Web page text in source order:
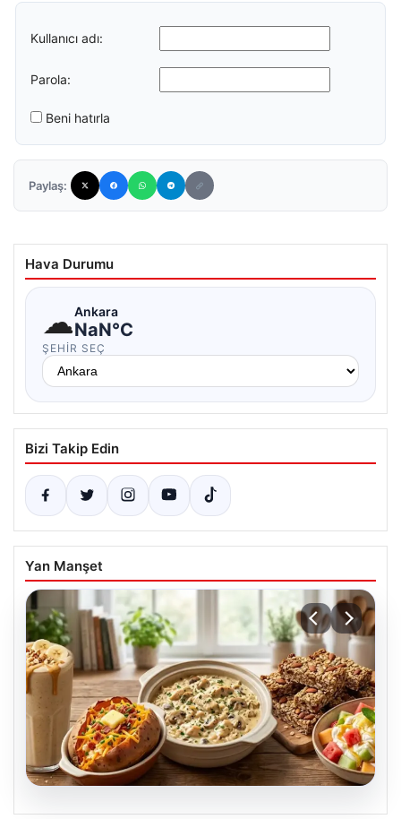
Kullanıcı adı:
Parola:
Beni hatırla
Paylaş:
Hava Durumu
☁Ankara
NaN°C
ŞEHIR SEÇ
Bizi Takip Edin
Yan Manşet
06.08.2026